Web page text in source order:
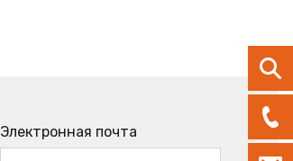
Электронная почта